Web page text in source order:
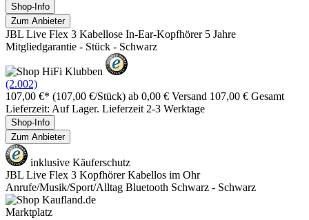
Shop-Info
Zum Anbieter
JBL Live Flex 3 Kabellose In-Ear-Kopfhörer 5 Jahre
Mitgliedgarantie - Stück - Schwarz
(2.002)
107,00 €* (107,00 €/Stück) ab 0,00 € Versand 107,00 € Gesamt
Lieferzeit: Auf Lager. Lieferzeit 2-3 Werktage
Shop-Info
Zum Anbieter
inklusive Käuferschutz
JBL Live Flex 3 Kopfhörer Kabellos im Ohr
Anrufe/Musik/Sport/Alltag Bluetooth Schwarz - Schwarz
Marktplatz